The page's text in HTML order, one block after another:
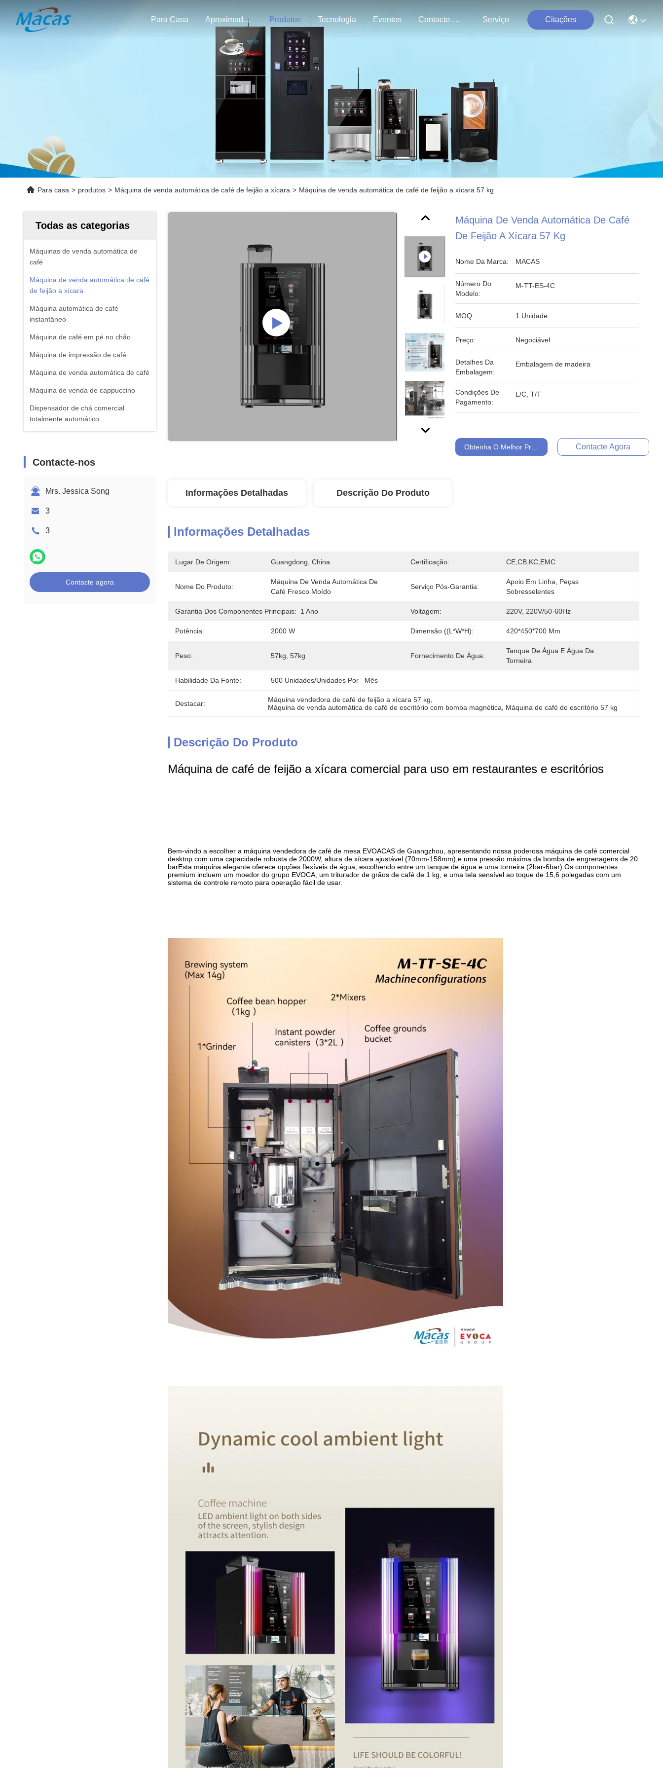
Para Casa Aproximadamente Nós Produtos Tecnologia Eventos Contacte-Nos Serviço Citações
Para casa > produtos > Máquina de venda automática de café de feijão a xícara > Máquina de venda automática de café de feijão a xícara 57 kg
Todas as categorias
Máquinas de venda automática de
café
Máquina de venda automática de café
de feijão a xícara
Máquina automática de café
instantâneo
Máquina de café em pé no chão
Máquina de impressão de café
Máquina de venda automática de café
Máquina de venda de cappuccino
Dispensador de chá comercial
totalmente automático
Contacte-nos
Mrs. Jessica Song
3
3
Contacte agora
Máquina De Venda Automática De Café
De Feijão A Xícara 57 Kg
Nome Da Marca: MACAS
Número Do
Modelo:
M-TT-ES-4C
MOQ: 1 Unidade
Preço: Negociável
Detalhes Da
Embalagem:
Embalagem de madeira
Condições De
Pagamento:
L/C, T/T
Obtenha O Melhor Preço Contacte Agora
Informações Detalhadas Descrição Do Produto
Informações Detalhadas
Lugar De Origem: Guangdong, China Certificação: CE,CB,KC,EMC
Nome Do Produto:
Máquina De Venda Automática De
Café Fresco Moído
Serviço Pós-Garantia:
Apoio Em Linha, Peças
Sobresselentes
Garantia Dos Componentes Principais: 1 Ano Voltagem: 220V, 220V/50-60Hz
Potência: 2000 W Dimensão ((L*W*H): 420*450*700 Mm
Peso: 57kg, 57kg Fornecimento De Água:
Tanque De Água E Água Da
Torneira
Habilidade Da Fonte: 500 Unidades/unidades Por   Mês
Destacar: Máquina vendedora de café de feijão a xícara 57 kg
Máquina de venda automática de café de escritório com bomba magnética
Máquina de café de escritório 57 kg
Descrição Do Produto
Máquina de café de feijão a xícara comercial para uso em restaurantes e escritórios
Bem-vindo a escolher a máquina vendedora de café de mesa EVOACAS de Guangzhou, apresentando nossa poderosa máquina de café comercial
desktop com uma capacidade robusta de 2000W, altura de xícara ajustável (70mm-158mm),e uma pressão máxima da bomba de engrenagens de 20
barEsta máquina elegante oferece opções flexíveis de água, escolhendo entre um tanque de água e uma torneira (2bar-6bar).Os componentes
premium incluem um moedor do grupo EVOCA, um triturador de grãos de café de 1 kg, e uma tela sensível ao toque de 15,6 polegadas com um
sistema de controle remoto para operação fácil de usar.